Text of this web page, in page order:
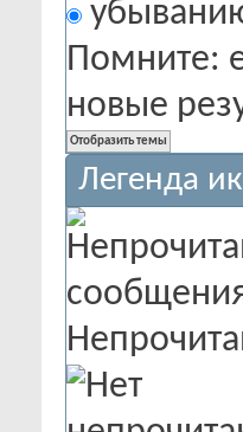
Помните:
новые
Легенда